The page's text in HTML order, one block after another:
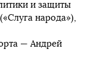
и защиты
народа»),
— Андрей